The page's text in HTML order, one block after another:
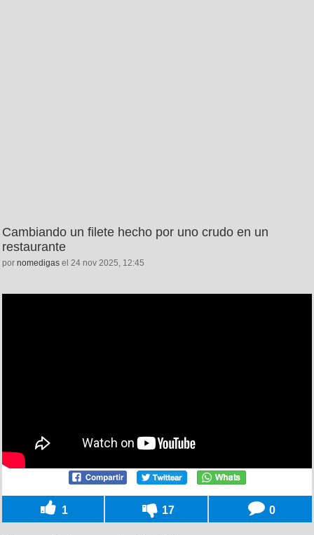
Cambiando un filete hecho por uno crudo en un
restaurante
por nomedigas el 24 nov 2025, 12:45
1 17 0